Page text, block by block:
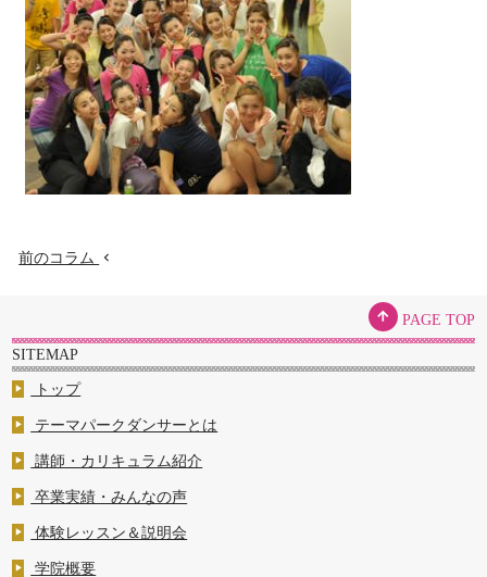
前のコラム chevron_left
arrow_upward PAGE TOP
SITEMAP
play_arrow トップ
play_arrow テーマパークダンサーとは
play_arrow 講師・カリキュラム紹介
play_arrow 卒業実績・みんなの声
play_arrow 体験レッスン＆説明会
play_arrow 学院概要